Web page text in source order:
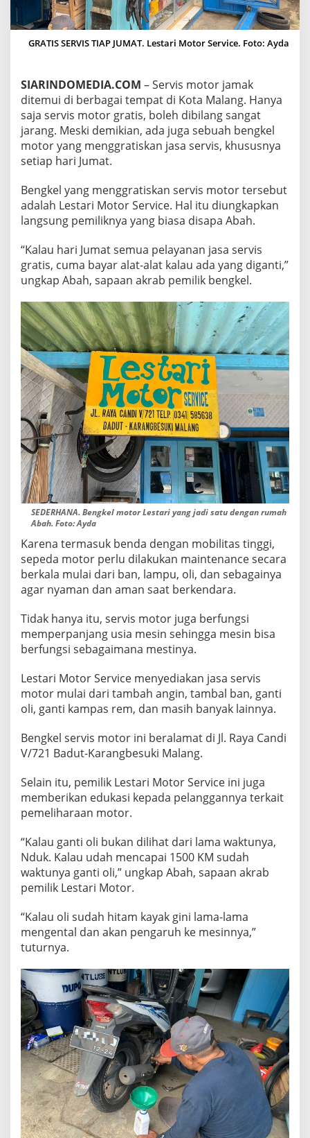
,
G
R
A
S
K
A
N
S
E
S
M
O
R
T
I
P
J
U
M
A
T
GRATIS SERVIS TIAP JUMAT. Lestari Motor Service. Foto: Ayda
SIARINDOMEDIA.COM – Servis motor jamak
ditemui di berbagai tempat di Kota Malang. Hanya
saja servis motor gratis, boleh dibilang sangat
jarang. Meski demikian, ada juga sebuah bengkel
motor yang menggratiskan jasa servis, khususnya
setiap hari Jumat.
Bengkel yang menggratiskan servis motor tersebut
adalah Lestari Motor Service. Hal itu diungkapkan
langsung pemiliknya yang biasa disapa Abah.
“Kalau hari Jumat semua pelayanan jasa servis
gratis, cuma bayar alat-alat kalau ada yang diganti,”
ungkap Abah, sapaan akrab pemilik bengkel.
SEDERHANA. Bengkel motor Lestari yang jadi satu dengan rumah
Abah. Foto: Ayda
Karena termasuk benda dengan mobilitas tinggi,
sepeda motor perlu dilakukan maintenance secara
berkala mulai dari ban, lampu, oli, dan sebagainya
agar nyaman dan aman saat berkendara.
Tidak hanya itu, servis motor juga berfungsi
memperpanjang usia mesin sehingga mesin bisa
berfungsi sebagaimana mestinya.
Lestari Motor Service menyediakan jasa servis
motor mulai dari tambah angin, tambal ban, ganti
oli, ganti kampas rem, dan masih banyak lainnya.
Bengkel servis motor ini beralamat di Jl. Raya Candi
V/721 Badut-Karangbesuki Malang.
Selain itu, pemilik Lestari Motor Service ini juga
memberikan edukasi kepada pelanggannya terkait
pemeliharaan motor.
“Kalau ganti oli bukan dilihat dari lama waktunya,
Nduk. Kalau udah mencapai 1500 KM sudah
waktunya ganti oli,” ungkap Abah, sapaan akrab
pemilik Lestari Motor.
“Kalau oli sudah hitam kayak gini lama-lama
mengental dan akan pengaruh ke mesinnya,”
tuturnya.